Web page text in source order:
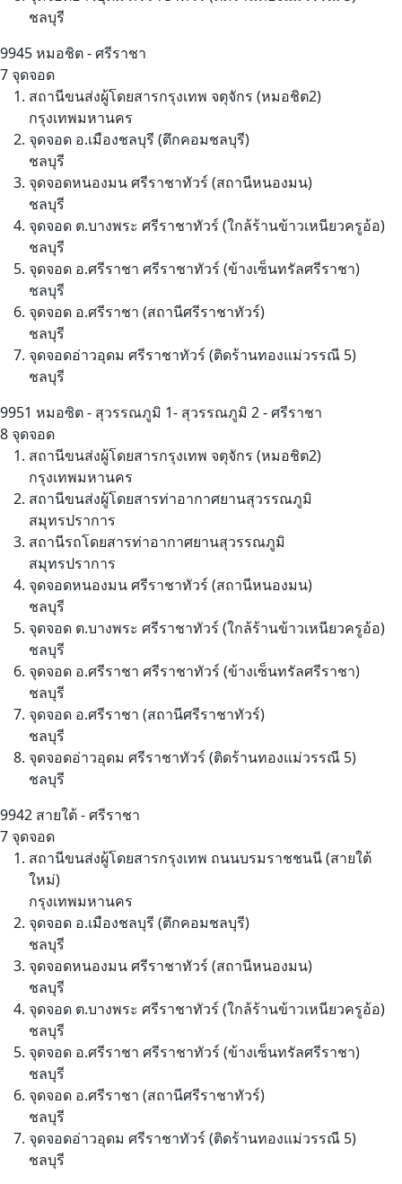
ชลบุรี
9945หมอชิต - ศรีราชา
7 จุดจอด
สถานีขนส่งผู้โดยสารกรุงเทพ จตุจักร (หมอชิต2)
กรุงเทพมหานคร
จุดจอด อ.เมืองชลบุรี (ตึกคอมชลบุรี)
ชลบุรี
จุดจอดหนองมน ศรีราชาทัวร์ (สถานีหนองมน)
ชลบุรี
จุดจอด ต.บางพระ ศรีราชาทัวร์ (ใกล้ร้านข้าวเหนียวครูอ้อ)
ชลบุรี
จุดจอด อ.ศรีราชา ศรีราชาทัวร์ (ข้างเซ็นทรัลศรีราชา)
ชลบุรี
จุดจอด อ.ศรีราชา (สถานีศรีราชาทัวร์)
ชลบุรี
จุดจอดอ่าวอุดม ศรีราชาทัวร์ (ติดร้านทองแม่วรรณี 5)
ชลบุรี
9951 หมอซิต - สุวรรณภูมิ 1- สุวรรณภูมิ 2 - ศรีราชา
8 จุดจอด
สถานีขนส่งผู้โดยสารกรุงเทพ จตุจักร (หมอชิต2)
กรุงเทพมหานคร
สถานีขนส่งผู้โดยสารท่าอากาศยานสุวรรณภูมิ
สมุทรปราการ
สถานีรถโดยสารท่าอากาศยานสุวรรณภูมิ
สมุทรปราการ
จุดจอดหนองมน ศรีราชาทัวร์ (สถานีหนองมน)
ชลบุรี
จุดจอด ต.บางพระ ศรีราชาทัวร์ (ใกล้ร้านข้าวเหนียวครูอ้อ)
ชลบุรี
จุดจอด อ.ศรีราชา ศรีราชาทัวร์ (ข้างเซ็นทรัลศรีราชา)
ชลบุรี
จุดจอด อ.ศรีราชา (สถานีศรีราชาทัวร์)
ชลบุรี
จุดจอดอ่าวอุดม ศรีราชาทัวร์ (ติดร้านทองแม่วรรณี 5)
ชลบุรี
9942 สายใต้ - ศรีราชา
7 จุดจอด
สถานีขนส่งผู้โดยสารกรุงเทพ ถนนบรมราชชนนี (สายใต้
ใหม่)
กรุงเทพมหานคร
จุดจอด อ.เมืองชลบุรี (ตึกคอมชลบุรี)
ชลบุรี
จุดจอดหนองมน ศรีราชาทัวร์ (สถานีหนองมน)
ชลบุรี
จุดจอด ต.บางพระ ศรีราชาทัวร์ (ใกล้ร้านข้าวเหนียวครูอ้อ)
ชลบุรี
จุดจอด อ.ศรีราชา ศรีราชาทัวร์ (ข้างเซ็นทรัลศรีราชา)
ชลบุรี
จุดจอด อ.ศรีราชา (สถานีศรีราชาทัวร์)
ชลบุรี
จุดจอดอ่าวอุดม ศรีราชาทัวร์ (ติดร้านทองแม่วรรณี 5)
ชลบุรี